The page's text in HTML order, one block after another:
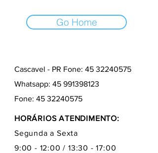
Go Home
Cascavel - PR Fone: 45 32240575
Whatsapp: 45 991398123
Fone: 45 32240575
HORÁRIOS ATENDIMENTO:
Segunda a Sexta
9:00 - 12:00 / 13:30 - 17:00